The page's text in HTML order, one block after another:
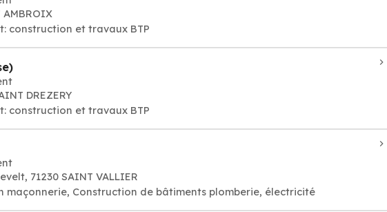
construction et travaux BTP
DREZERY
construction et travaux BTP
71230 SAINT VALLIER
maçonnerie, Construction de bâtiments plomberie, électricité